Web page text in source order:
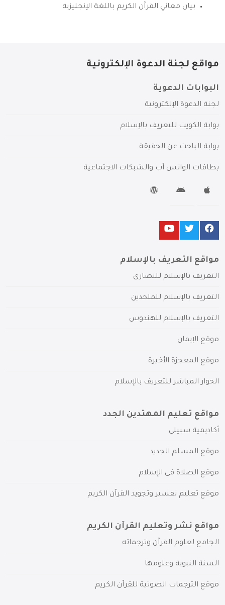
بيان معاني القرآن الكريم باللغة الإنجليزية
مواقع لجنة الدعوة الإلكترونية
البوابات الدعوية
لجنة الدعوة الإلكترونية
بوابة الكويت للتعريف بالإسلام
بوابة الباحث عن الحقيقة
بطاقات الواتس آب والشبكات الاجتماعية
مواقع التعريف بالإسلام
التعريف بالإسلام للنصارى
التعريف بالإسلام للملحدين
التعريف بالإسلام للهندوس
موقع الإيمان
موقع المعجزة الأخيرة
الحوار المباشر للتعريف بالإسلام
مواقع تعليم المهتدين الجدد
أكاديمية سبيلي
موقع المسلم الجديد
موقع الصلاة في الإسلام
موقع تعليم تفسير وتجويد القرآن الكريم
مواقع نشر وتعليم القرآن الكريم
الجامع لعلوم القرآن وترجماته
السنة النبوية وعلومها
موقع الترجمات الصوتية للقرآن الكريم